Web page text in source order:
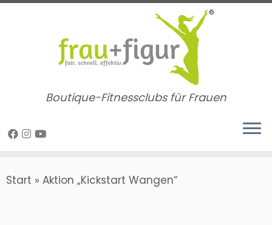
Zum
Boutique-Fitnessclubs für Frauen
Start » Aktion „Kickstart Wangen“